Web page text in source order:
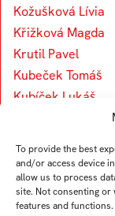
To provide the best
and/or access device
allow us to process
site. Not consenting or
features and functions.
Kožušková Lívia
Křižková Magda
Krutil Pavel
Kubeček Tomáš
Kubíček Lukáš
Kučeríková
Krišandová Lucia
Kučera Lukáš
Kuchtová Lenka